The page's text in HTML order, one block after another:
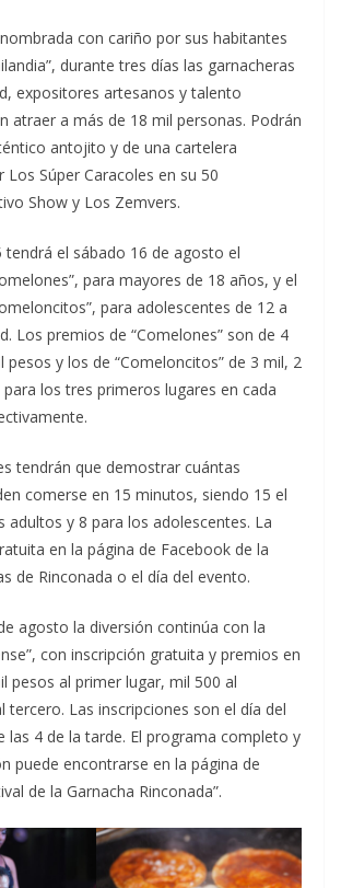
con cariño por sus habitantes
durante tres días las garnacheras
expositores artesanos y talento
atraer a más de 18 mil personas. Podrán
antojito y de una cartelera
Los Súper Caracoles en su 50
Show y Los Zemvers.
tendrá el sábado 16 de agosto el
para mayores de 18 años, y el
para adolescentes de 12 a
Los premios de “Comelones” son de 4
pesos y los de “Comeloncitos” de 3 mil, 2
los tres primeros lugares en cada
tendrán que demostrar cuántas
comerse en 15 minutos, siendo 15 el
adultos y 8 para los adolescentes. La
en la página de Facebook de la
de Rinconada o el día del evento.
agosto la diversión continúa con la
con inscripción gratuita y premios en
pesos al primer lugar, mil 500 al
tercero. Las inscripciones son el día del
las 4 de la tarde. El programa completo y
puede encontrarse en la página de
de la Garnacha Rinconada”.